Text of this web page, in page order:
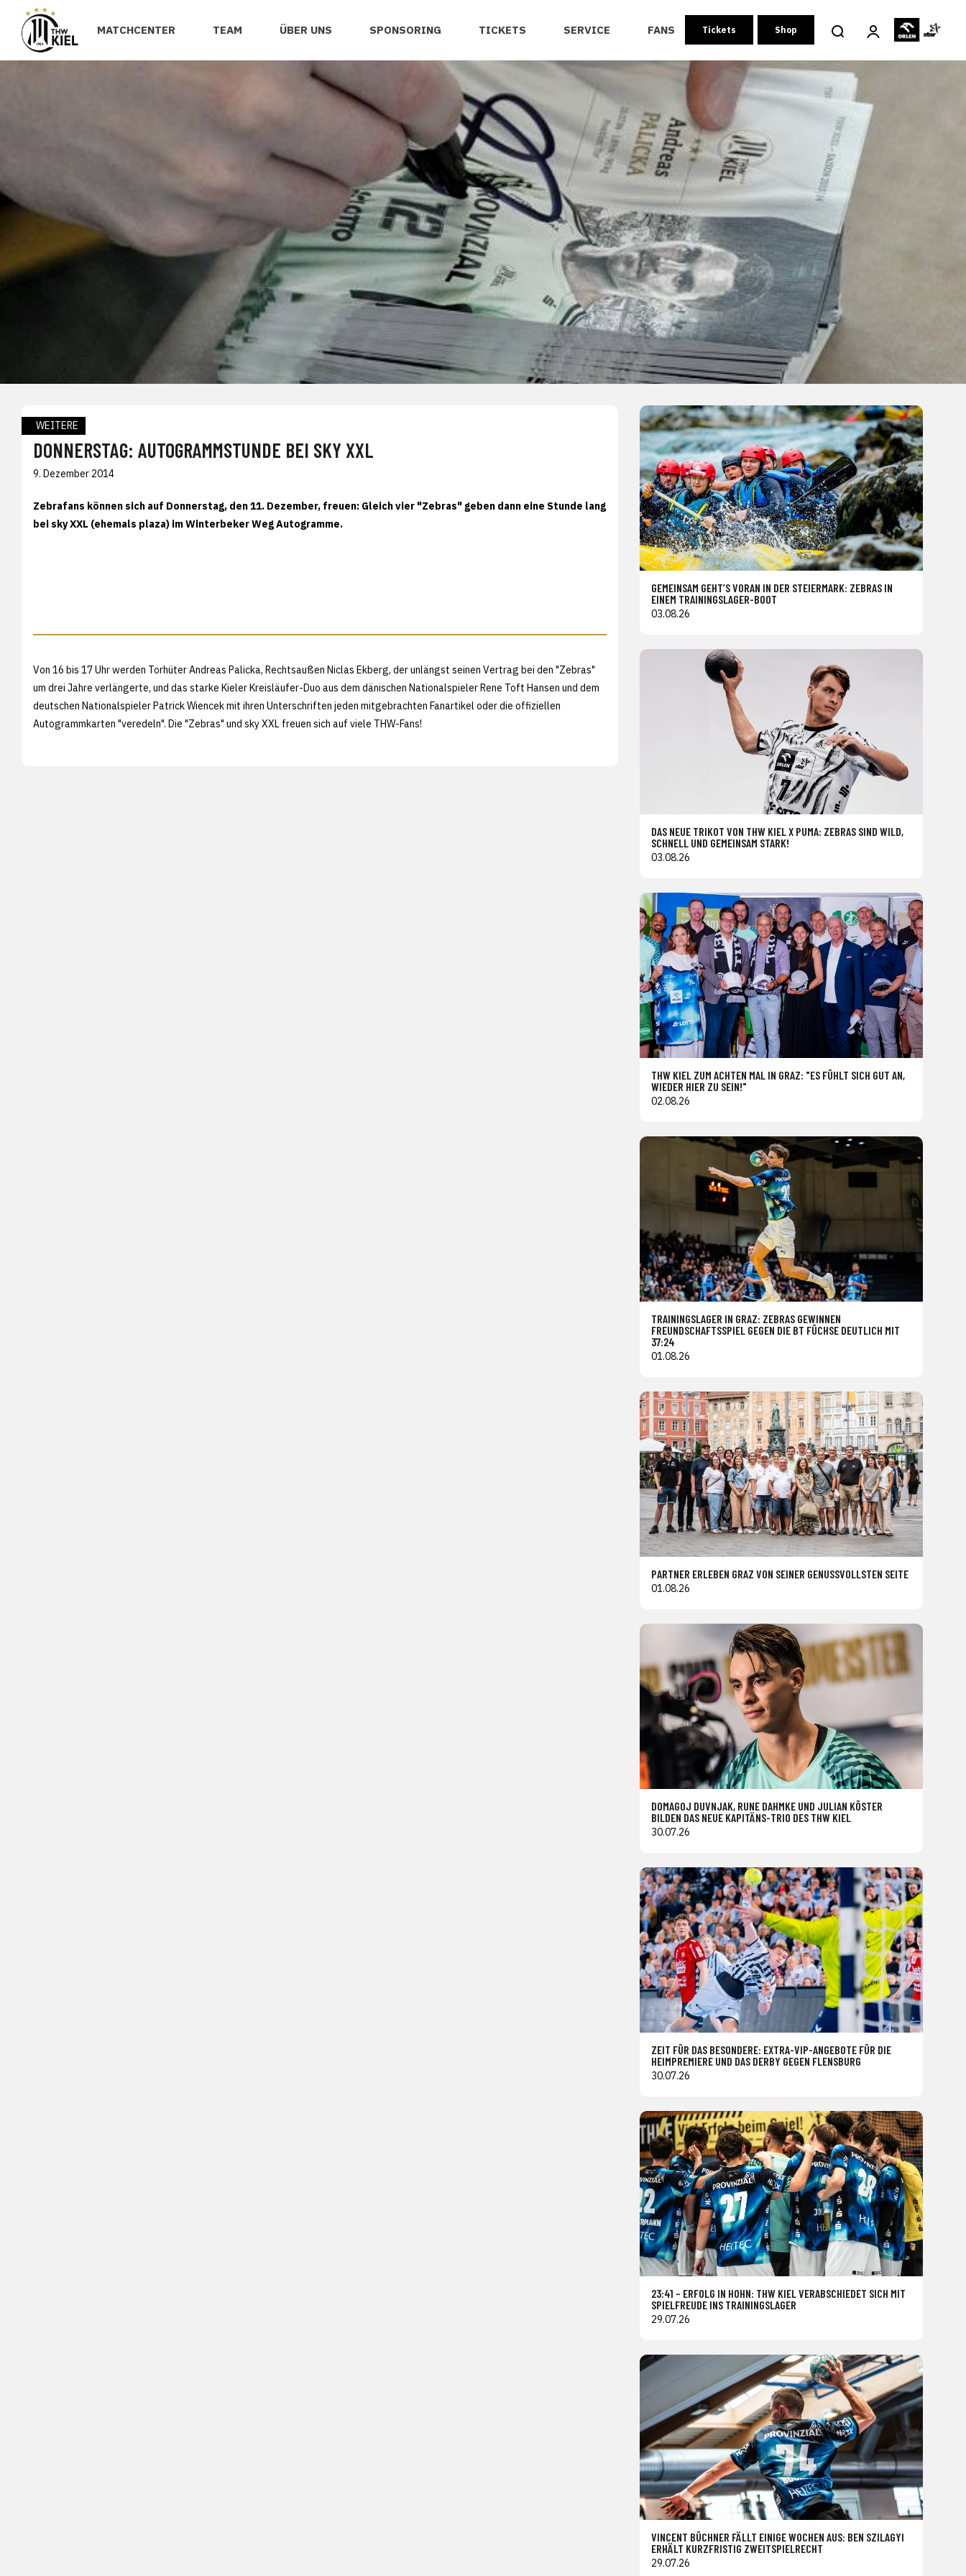
MATCHCENTER TEAM ÜBER UNS SPONSORING TICKETS SERVICE FANS Tickets Shop
WEITERE
DONNERSTAG: AUTOGRAMMSTUNDE BEI SKY XXL
9. Dezember 2014
Zebrafans können sich auf Donnerstag, den 11. Dezember, freuen: Gleich vier "Zebras" geben dann eine Stunde lang
bei sky XXL (ehemals plaza) im Winterbeker Weg Autogramme.
Von 16 bis 17 Uhr werden Torhüter Andreas Palicka, Rechtsaußen Niclas Ekberg, der unlängst seinen Vertrag bei den "Zebras"
um drei Jahre verlängerte, und das starke Kieler Kreisläufer-Duo aus dem dänischen Nationalspieler Rene Toft Hansen und dem
deutschen Nationalspieler Patrick Wiencek mit ihren Unterschriften jeden mitgebrachten Fanartikel oder die offiziellen
Autogrammkarten "veredeln". Die "Zebras" und sky XXL freuen sich auf viele THW-Fans!
GEMEINSAM GEHT’S VORAN IN DER STEIERMARK: ZEBRAS IN
EINEM TRAININGSLAGER-BOOT
03.08.26
DAS NEUE TRIKOT VON THW KIEL X PUMA: ZEBRAS SIND WILD,
SCHNELL UND GEMEINSAM STARK!
03.08.26
THW KIEL ZUM ACHTEN MAL IN GRAZ: "ES FÜHLT SICH GUT AN,
WIEDER HIER ZU SEIN!"
02.08.26
TRAININGSLAGER IN GRAZ: ZEBRAS GEWINNEN
FREUNDSCHAFTSSPIEL GEGEN DIE BT FÜCHSE DEUTLICH MIT
37:24
01.08.26
PARTNER ERLEBEN GRAZ VON SEINER GENUSSVOLLSTEN SEITE
01.08.26
DOMAGOJ DUVNJAK, RUNE DAHMKE UND JULIAN KÖSTER
BILDEN DAS NEUE KAPITÄNS-TRIO DES THW KIEL
30.07.26
ZEIT FÜR DAS BESONDERE: EXTRA-VIP-ANGEBOTE FÜR DIE
HEIMPREMIERE UND DAS DERBY GEGEN FLENSBURG
30.07.26
23:41 – ERFOLG IN HOHN: THW KIEL VERABSCHIEDET SICH MIT
SPIELFREUDE INS TRAININGSLAGER
29.07.26
VINCENT BÜCHNER FÄLLT EINIGE WOCHEN AUS: BEN SZILAGYI
ERHÄLT KURZFRISTIG ZWEITSPIELRECHT
29.07.26